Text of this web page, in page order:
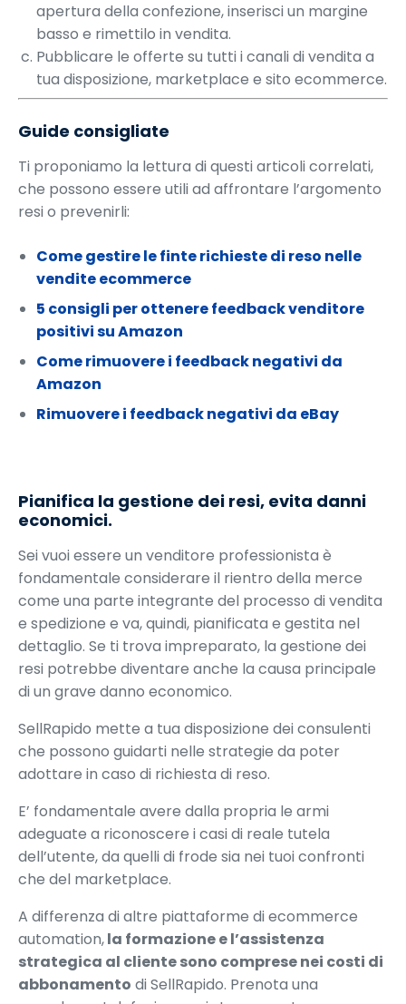
apertura della confezione, inserisci un margine
basso e rimettilo in vendita.
Pubblicare le offerte su tutti i canali di vendita a
tua disposizione, marketplace e sito ecommerce.
Guide consigliate
Ti proponiamo la lettura di questi articoli correlati,
che possono essere utili ad affrontare l’argomento
resi o prevenirli:
Come gestire le finte richieste di reso nelle
vendite ecommerce
5 consigli per ottenere feedback venditore
positivi su Amazon
Come rimuovere i feedback negativi da
Amazon
Rimuovere i feedback negativi da eBay
Pianifica la gestione dei resi, evita danni
economici.
Sei vuoi essere un venditore professionista è
fondamentale considerare il rientro della merce
come una parte integrante del processo di vendita
e spedizione e va, quindi, pianificata e gestita nel
dettaglio. Se ti trova impreparato, la gestione dei
resi potrebbe diventare anche la causa principale
di un grave danno economico.
SellRapido mette a tua disposizione dei consulenti
che possono guidarti nelle strategie da poter
adottare in caso di richiesta di reso.
E’ fondamentale avere dalla propria le armi
adeguate a riconoscere i casi di reale tutela
dell’utente, da quelli di frode sia nei tuoi confronti
che del marketplace.
A differenza di altre piattaforme di ecommerce
automation,la formazione e l’assistenza
strategica al cliente sono comprese nei costi di
abbonamento di SellRapido. Prenota una